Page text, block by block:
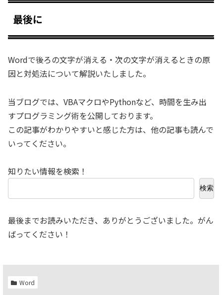
最後に
Wordで後ろの文字が消える・次の文字が消えるときの原
因と対処法について解説いたしました。
当ブログでは、VBAマクロやPythonなど、時間を生み出
すプログラミング術を公開しております。
この記事がわかりやすいと感じた方は、他の記事も読んで
いってください。
知りたい情報を検索！
検索
最後までお読みいただき、ありがとうございました。がん
ばってください！
Word